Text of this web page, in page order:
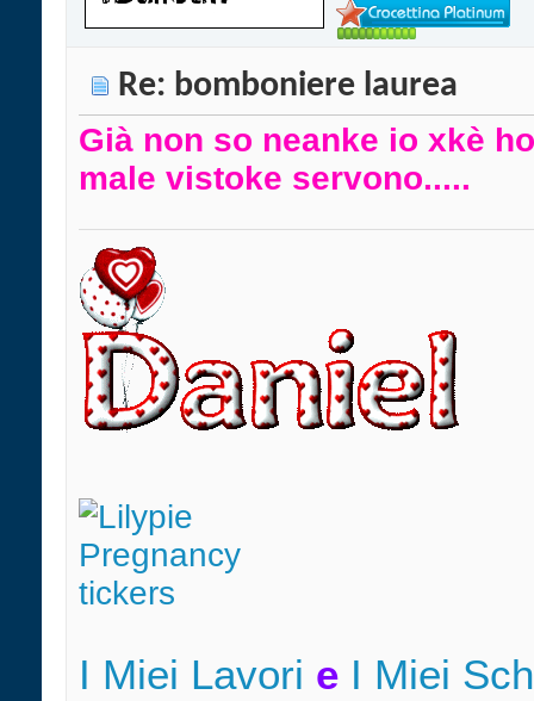
Re: bomboniere laurea
Già non so neanke io xkè
male vistoke servono.....
I Miei Lavori e I Miei